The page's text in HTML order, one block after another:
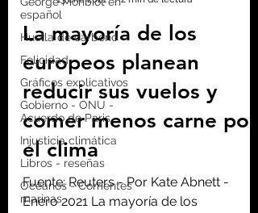
español
Huella de carbono
Felicidad
Gráficos explicativos
Gobierno - ONU -
Acuerdo de Paris
Injusticia climática
Libros - reseñas
Océanos - Corrientes
marinas
Homo consciens
13 ene 2021
2 min de lectura
La mayoría de los
europeos planean
reducir sus vuelos y
comer menos carne por